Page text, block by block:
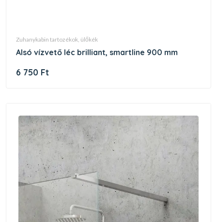
zuhanykabin tartozékok, ülőkék
alsó vízvető léc brilliant, smartline 900 mm
6 750 Ft